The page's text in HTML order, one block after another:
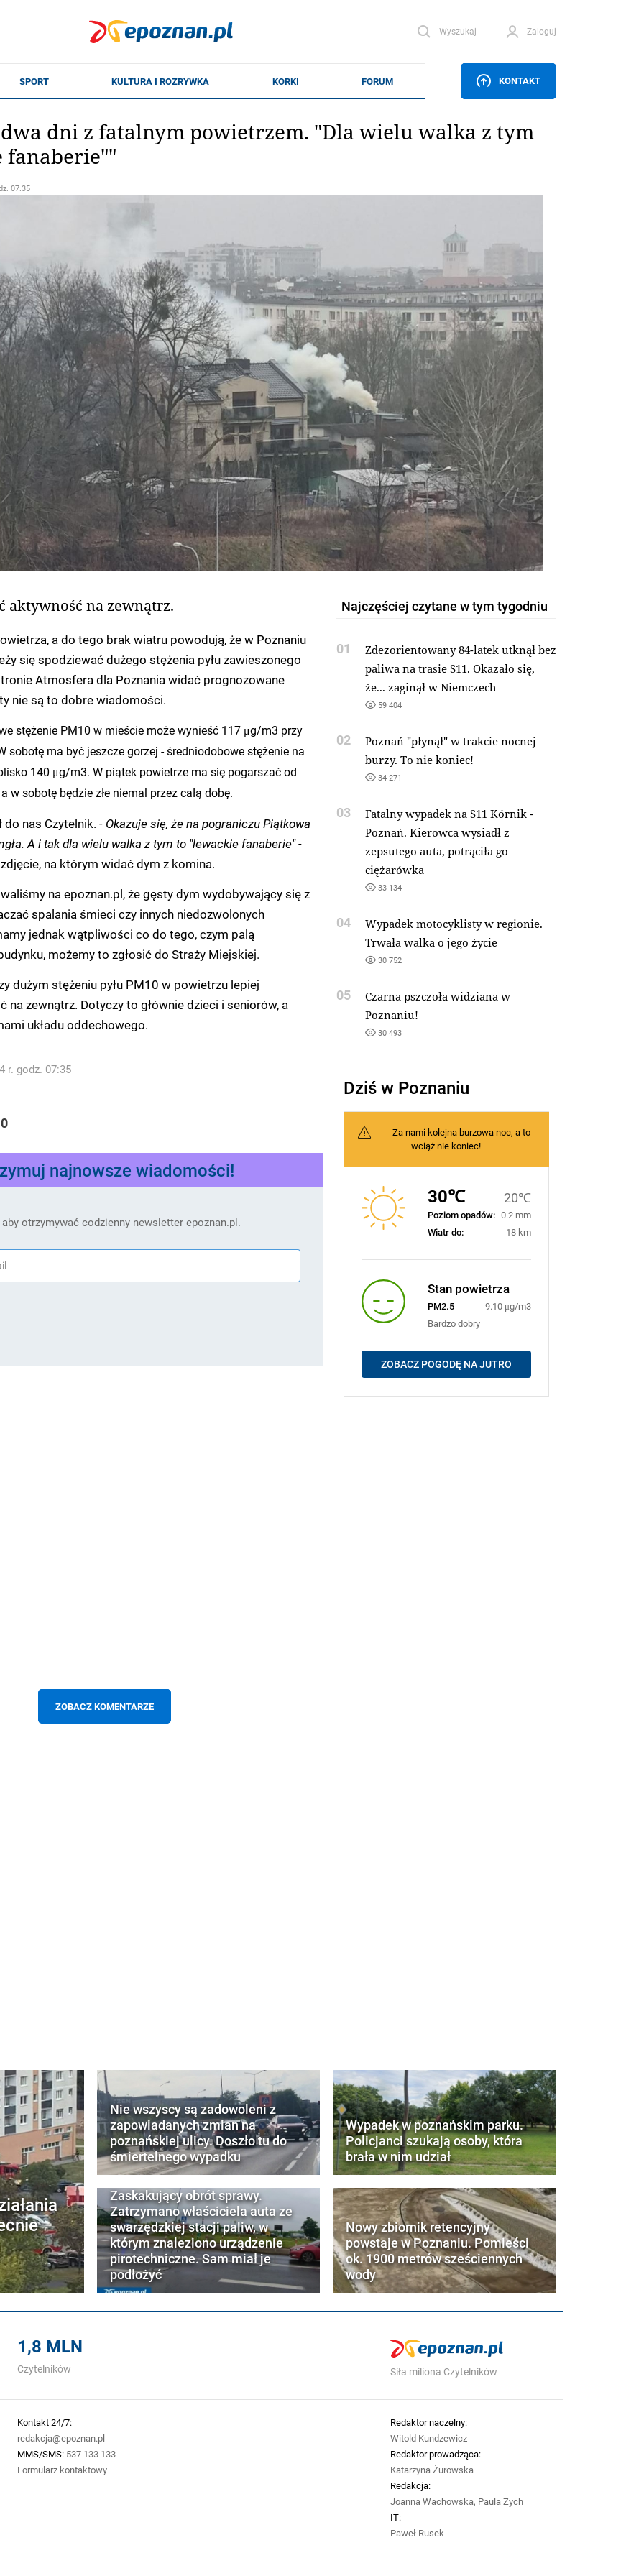
Wyszukaj Zaloguj
KONTAKT
dni z fatalnym powietrzem. "Dla wielu walka z tym
fanaberie""
07.35
aktywność na zewnątrz.
a do tego brak wiatru powodują, że w Poznaniu
się spodziewać dużego stężenia pyłu zawieszonego
Atmosfera dla Poznania widać prognozowane
nie są to dobre wiadomości.
stężenie PM10 w mieście może wynieść 117 μg/m3 przy
sobotę ma być jeszcze gorzej - średniodobowe stężenie na
140 μg/m3. W piątek powietrze ma się pogarszać od
w sobotę będzie złe niemal przez całą dobę.
do nas Czytelnik. - Okazuje się, że na pograniczu Piątkowa
A i tak dla wielu walka z tym to "lewackie fanaberie" -
na którym widać dym z komina.
na epoznan.pl, że gęsty dym wydobywający się z
spalania śmieci czy innych niedozwolonych
jednak wątpliwości co do tego, czym palą
możemy to zgłosić do Straży Miejskiej.
dużym stężeniu pyłu PM10 w powietrzu lepiej
na zewnątrz. Dotyczy to głównie dzieci i seniorów, a
układu oddechowego.
r. godz. 07:35
najnowsze wiadomości!
otrzymywać codzienny newsletter epoznan.pl.
ZOBACZ KOMENTARZE
Najczęściej czytane w tym tygodniu
01
Zdezorientowany 84-latek utknął bez
paliwa na trasie S11. Okazało się,
że... zaginął w Niemczech
59 404
02
Poznań "płynął" w trakcie nocnej
burzy. To nie koniec!
34 271
03
Fatalny wypadek na S11 Kórnik -
Poznań. Kierowca wysiadł z
zepsutego auta, potrąciła go
ciężarówka
33 134
04
Wypadek motocyklisty w regionie.
Trwała walka o jego życie
30 752
05
Czarna pszczoła widziana w
Poznaniu!
30 493
Dziś w Poznaniu
Za nami kolejna burzowa noc, a to
wciąż nie koniec!
30℃ 20℃
Poziom opadów: 0.2 mm
Wiatr do:
18 km
Stan powietrza
PM2.5
9.10 μg/m3
Bardzo dobry
ZOBACZ POGODĘ NA JUTRO
Nie wszyscy są zadowoleni z
zapowiadanych zmian na
poznańskiej ulicy. Doszło tu do
śmiertelnego wypadku
Zaskakujący obrót sprawy.
Zatrzymano właściciela auta ze
swarzędzkiej stacji paliw, w
którym znaleziono urządzenie
pirotechniczne. Sam miał je
podłożyć
Wypadek w poznańskim parku.
Policjanci szukają osoby, która
brała w nim udział
Nowy zbiornik retencyjny
powstaje w Poznaniu. Pomieści
ok. 1900 metrów sześciennych
wody
1,8 MLN
Czytelników Siła miliona Czytelników
Kontakt 24/7:
redakcja@epoznan.pl
MMS/SMS: 537 133 133
Formularz kontaktowy
Redaktor naczelny:
Witold Kundzewicz
Redaktor prowadząca:
Katarzyna Żurowska
Redakcja:
Joanna Wachowska, Paula Zych
IT:
Paweł Rusek